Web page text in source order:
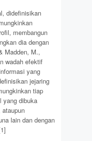
didefinisikan
membangun
dia dengan
Madden, M.,
wadah efektif
yang
jejaring
tiap
yang dibuka
ataupun
lain dan dengan